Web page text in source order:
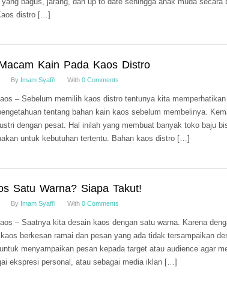
distro […]
Kain Pada Kaos Distro
By Imam Syafi'i With 0 Comments
– Sebelum memilih kaos distro tentunya kita
tentang bahan kain kaos sebelum membelinya.
dengan pesat. Hal inilah yang membuat banyak toko baju
untuk kebutuhan tertentu. Bahan kaos distro […]
Satu Warna? Siapa Takut!
By Imam Syafi'i With 0 Comments
– Saatnya kita desain kaos dengan satu warna. Karena
berkesan ramai dan pesan yang ada tidak tersampaikan
menyampaikan pesan kepada target atau audience agar
ekspresi personal, atau sebagai media iklan […]